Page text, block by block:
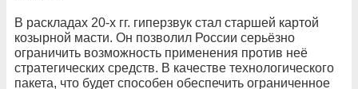
В раскладах 20-х гг. гиперзвук стал старшей картой
козырной масти. Он позволил России серьёзно
ограничить возможность применения против неё
стратегических средств. В качестве технологического
пакета, что будет способен обеспечить ограниченное